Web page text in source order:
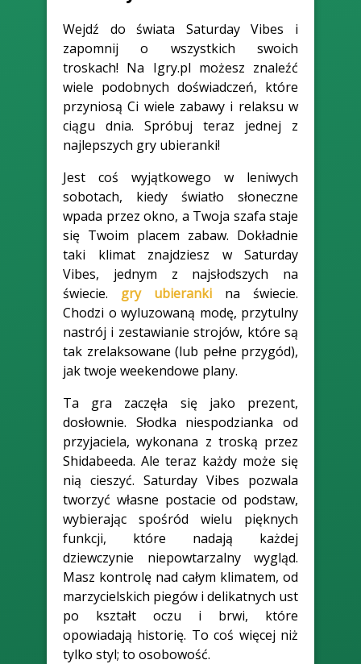
Wejdź do świata Saturday Vibes i
zapomnij o wszystkich swoich
troskach! Na Igry.pl możesz znaleźć
wiele podobnych doświadczeń, które
przyniosą Ci wiele zabawy i relaksu w
ciągu dnia. Spróbuj teraz jednej z
najlepszych gry ubieranki!
Jest coś wyjątkowego w leniwych
sobotach, kiedy światło słoneczne
wpada przez okno, a Twoja szafa staje
się Twoim placem zabaw. Dokładnie
taki klimat znajdziesz w Saturday
Vibes, jednym z najsłodszych na
świecie. gry ubieranki na świecie.
Chodzi o wyluzowaną modę, przytulny
nastrój i zestawianie strojów, które są
tak zrelaksowane (lub pełne przygód),
jak twoje weekendowe plany.
Ta gra zaczęła się jako prezent,
dosłownie. Słodka niespodzianka od
przyjaciela, wykonana z troską przez
Shidabeeda. Ale teraz każdy może się
nią cieszyć. Saturday Vibes pozwala
tworzyć własne postacie od podstaw,
wybierając spośród wielu pięknych
funkcji, które nadają każdej
dziewczynie niepowtarzalny wygląd.
Masz kontrolę nad całym klimatem, od
marzycielskich piegów i delikatnych ust
po kształt oczu i brwi, które
opowiadają historię. To coś więcej niż
tylko styl; to osobowość.